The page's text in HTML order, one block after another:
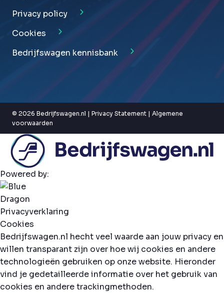
Privacy policy
Cookies
Bedrijfswagen kennisbank
© 2026 Bedrijfswagen.nl | Privacy Statement | Algemene
voorwaarden
Powered by:
Privacyverklaring
Cookies
Bedrijfswagen.nl hecht veel waarde aan jouw privacy en
willen transparant zijn over hoe wij cookies en andere
technologieën gebruiken op onze website. Hieronder
vind je gedetailleerde informatie over het gebruik van
cookies en andere trackingmethoden.